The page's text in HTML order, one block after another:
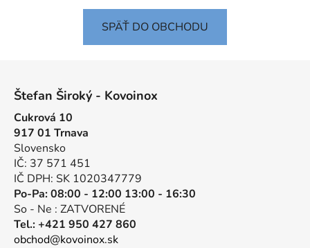
SPÄŤ DO OBCHODU
Štefan Široký - Kovoinox
Cukrová 10
917 01 Trnava
Slovensko
IČ: 37 571 451
IČ DPH: SK 1020347779
Po-Pa: 08:00 - 12:00 13:00 - 16:30
So - Ne : ZATVORENÉ
Tel.: +421 950 427 860
obchod@kovoinox.sk